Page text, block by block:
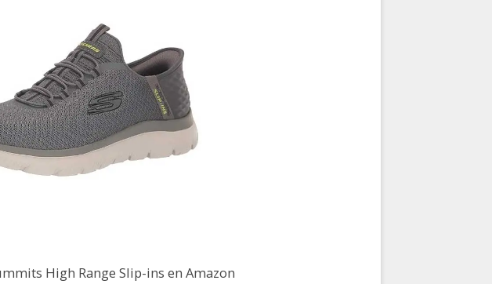
High Range Slip-ins en Amazon